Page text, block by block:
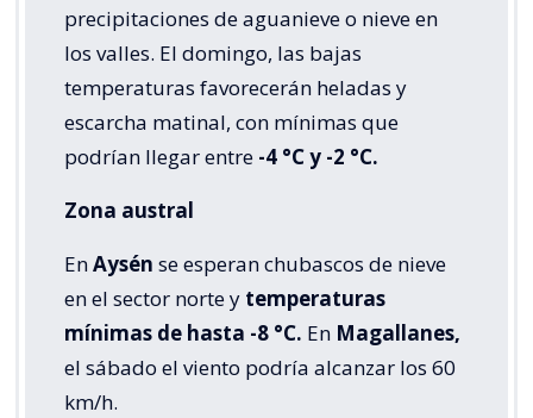
precipitaciones de aguanieve o nieve en
los valles. El domingo, las bajas
temperaturas favorecerán heladas y
escarcha matinal, con mínimas que
podrían llegar entre -4 °C y -2 °C.
Zona austral
EnAysén se esperan chubascos de nieve
en el sector norte y temperaturas
mínimas de hasta -8 °C. En Magallanes,
el sábado el viento podría alcanzar los 60
km/h.